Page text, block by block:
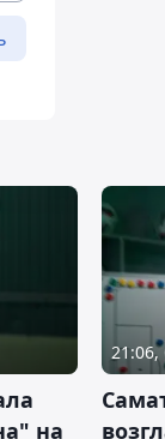
на
21:06,